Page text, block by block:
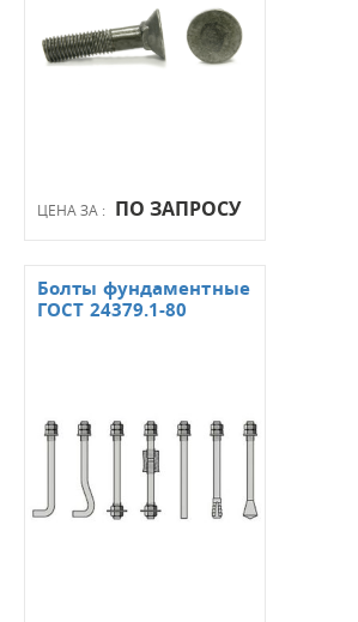
ЦЕНА ЗА : ПО ЗАПРОСУ
Болты фундаментные
ГОСТ 24379.1-80